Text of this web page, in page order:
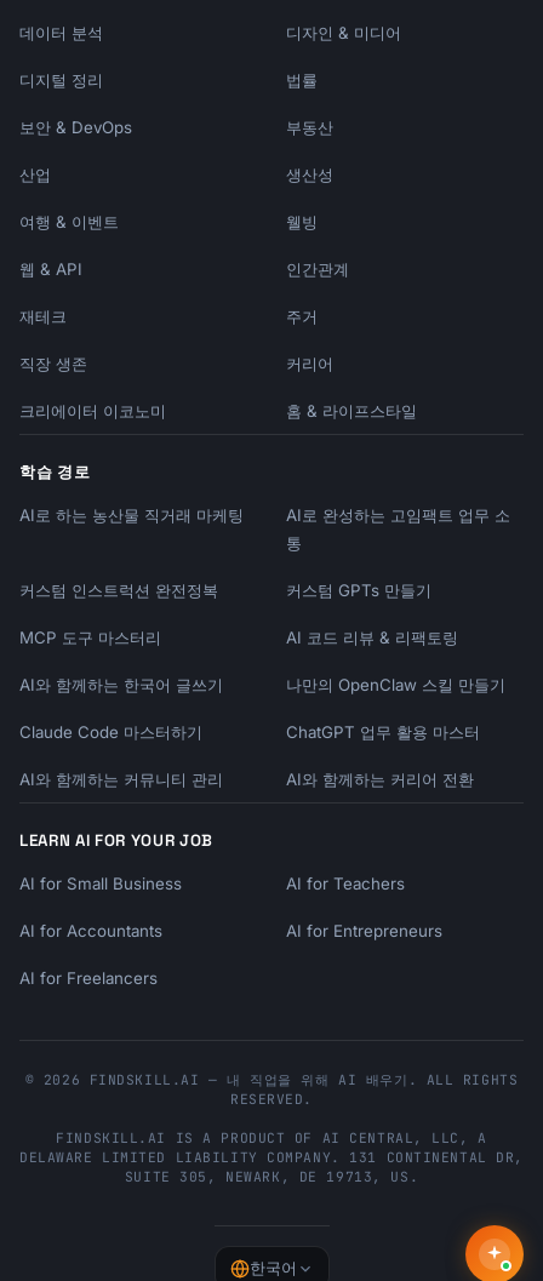
데이터 분석 디자인 & 미디어
디지털 정리 법률
보안 & DevOps 부동산
산업 생산성
여행 & 이벤트 웰빙
웹 & API 인간관계
재테크 주거
직장 생존 커리어
크리에이터 이코노미 홈 & 라이프스타일
학습 경로
AI로 하는 농산물 직거래 마케팅
AI로 완성하는 고임팩트 업무 소
통
커스텀 인스트럭션 완전정복 커스텀 GPTs 만들기
MCP 도구 마스터리 AI 코드 리뷰 & 리팩토링
AI와 함께하는 한국어 글쓰기 나만의 OpenClaw 스킬 만들기
Claude Code 마스터하기 ChatGPT 업무 활용 마스터
AI와 함께하는 커뮤니티 관리 AI와 함께하는 커리어 전환
LEARN AI FOR YOUR JOB
AI for Small Business AI for Teachers
AI for Accountants AI for Entrepreneurs
AI for Freelancers
© 2026 FINDSKILL.AI — 내 직업을 위해 AI 배우기. ALL RIGHTS
RESERVED.
FINDSKILL.AI IS A PRODUCT OF AI CENTRAL, LLC , A
DELAWARE LIMITED LIABILITY COMPANY. 131 CONTINENTAL DR,
SUITE 305 , NEWARK , DE 19713 , US .
한국어